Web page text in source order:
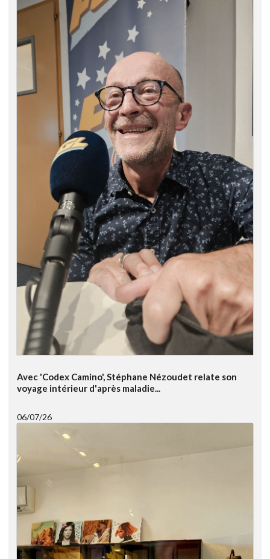
Avec 'Codex Camino', Stéphane Nézoudet relate son
voyage intérieur d'après maladie...
06/07/26